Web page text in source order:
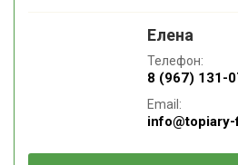
Елена
Телефон:
8 (967) 131-
Email: